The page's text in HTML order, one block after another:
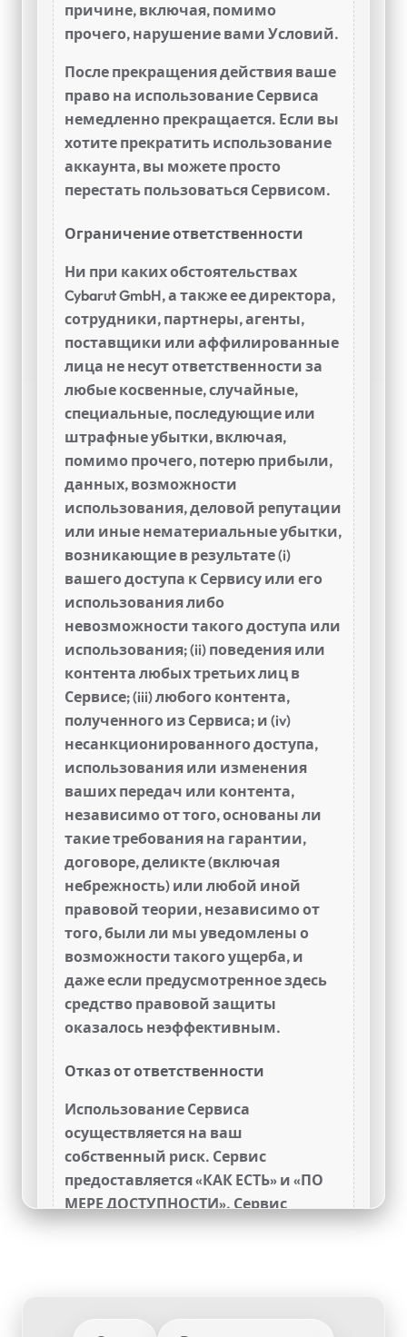
причине, включая, помимо
прочего, нарушение вами Условий.
После прекращения действия ваше
право на использование Сервиса
немедленно прекращается. Если вы
хотите прекратить использование
аккаунта, вы можете просто
перестать пользоваться Сервисом.
Ограничение ответственности
Ни при каких обстоятельствах
Cybarut GmbH, а также ее директора,
сотрудники, партнеры, агенты,
поставщики или аффилированные
лица не несут ответственности за
любые косвенные, случайные,
специальные, последующие или
штрафные убытки, включая,
помимо прочего, потерю прибыли,
данных, возможности
использования, деловой репутации
или иные нематериальные убытки,
возникающие в результате (i)
вашего доступа к Сервису или его
использования либо
невозможности такого доступа или
использования; (ii) поведения или
контента любых третьих лиц в
Сервисе; (iii) любого контента,
полученного из Сервиса; и (iv)
несанкционированного доступа,
использования или изменения
ваших передач или контента,
независимо от того, основаны ли
такие требования на гарантии,
договоре, деликте (включая
небрежность) или любой иной
правовой теории, независимо от
того, были ли мы уведомлены о
возможности такого ущерба, и
даже если предусмотренное здесь
средство правовой защиты
оказалось неэффективным.
Отказ от ответственности
Использование Сервиса
осуществляется на ваш
собственный риск. Сервис
предоставляется «КАК ЕСТЬ» и «ПО
МЕРЕ ДОСТУПНОСТИ». Сервис
гарантии товарной пригодности,